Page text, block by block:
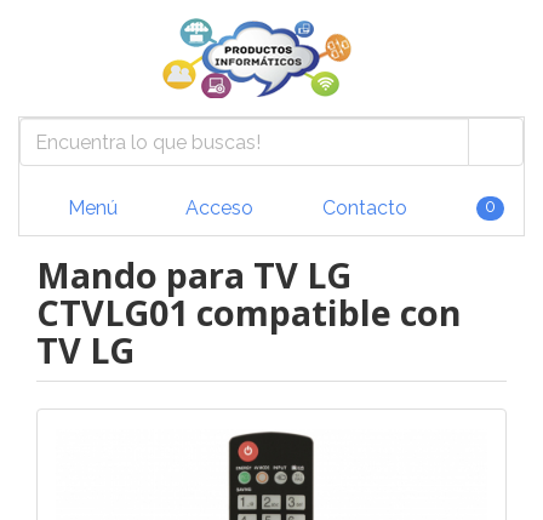
Menú Acceso Contacto 0
Mando para TV LG
CTVLG01 compatible con
TV LG